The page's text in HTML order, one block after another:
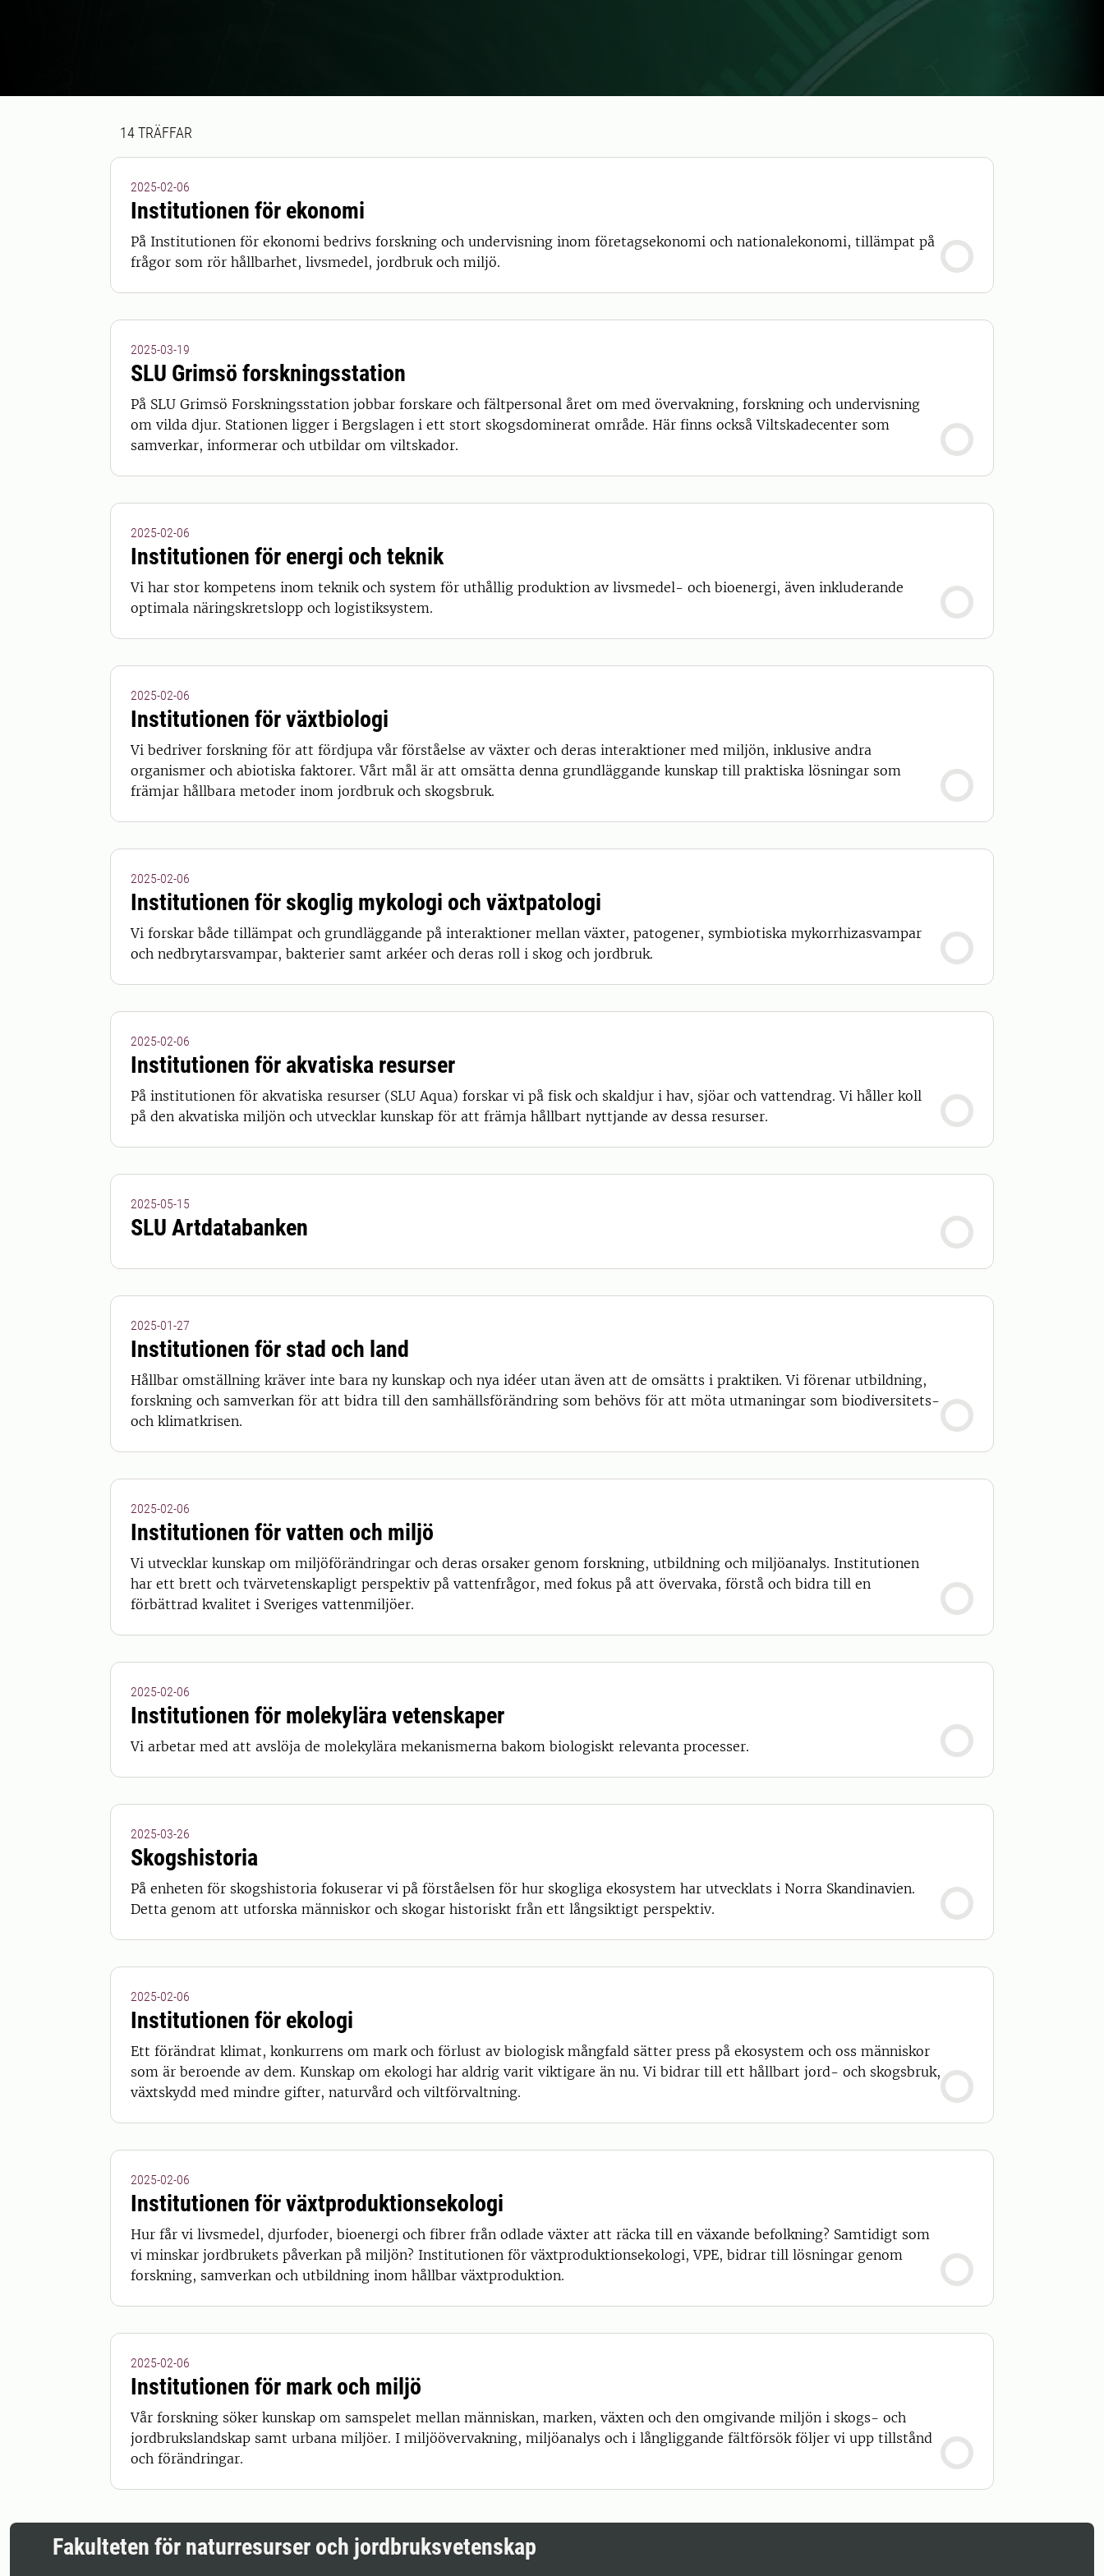
Sökresultat
14TRÄFFAR
2025-02-06
Institutionen för ekonomi
På Institutionen för ekonomi bedrivs forskning och undervisning inom företagsekonomi och nationalekonomi, tillämpat på
frågor som rör hållbarhet, livsmedel, jordbruk och miljö.
2025-03-19
SLU Grimsö forskningsstation
På SLU Grimsö Forskningsstation jobbar forskare och fältpersonal året om med övervakning, forskning och undervisning
om vilda djur. Stationen ligger i Bergslagen i ett stort skogsdominerat område. Här finns också Viltskadecenter som
samverkar, informerar och utbildar om viltskador.
2025-02-06
Institutionen för energi och teknik
Vi har stor kompetens inom teknik och system för uthållig produktion av livsmedel- och bioenergi, även inkluderande
optimala näringskretslopp och logistiksystem.
2025-02-06
Institutionen för växtbiologi
Vi bedriver forskning för att fördjupa vår förståelse av växter och deras interaktioner med miljön, inklusive andra
organismer och abiotiska faktorer. Vårt mål är att omsätta denna grundläggande kunskap till praktiska lösningar som
främjar hållbara metoder inom jordbruk och skogsbruk.
2025-02-06
Institutionen för skoglig mykologi och växtpatologi
Vi forskar både tillämpat och grundläggande på interaktioner mellan växter, patogener, symbiotiska mykorrhizasvampar
och nedbrytarsvampar, bakterier samt arkéer och deras roll i skog och jordbruk.
2025-02-06
Institutionen för akvatiska resurser
På institutionen för akvatiska resurser (SLU Aqua) forskar vi på fisk och skaldjur i hav, sjöar och vattendrag. Vi håller koll
på den akvatiska miljön och utvecklar kunskap för att främja hållbart nyttjande av dessa resurser.
2025-05-15
SLU Artdatabanken
2025-01-27
Institutionen för stad och land
Hållbar omställning kräver inte bara ny kunskap och nya idéer utan även att de omsätts i praktiken. Vi förenar utbildning,
forskning och samverkan för att bidra till den samhällsförändring som behövs för att möta utmaningar som biodiversitets-
och klimatkrisen.
2025-02-06
Institutionen för vatten och miljö
Vi utvecklar kunskap om miljöförändringar och deras orsaker genom forskning, utbildning och miljöanalys. Institutionen
har ett brett och tvärvetenskapligt perspektiv på vattenfrågor, med fokus på att övervaka, förstå och bidra till en
förbättrad kvalitet i Sveriges vattenmiljöer.
2025-02-06
Institutionen för molekylära vetenskaper
Vi arbetar med att avslöja de molekylära mekanismerna bakom biologiskt relevanta processer.
2025-03-26
Skogshistoria
På enheten för skogshistoria fokuserar vi på förståelsen för hur skogliga ekosystem har utvecklats i Norra Skandinavien.
Detta genom att utforska människor och skogar historiskt från ett långsiktigt perspektiv.
2025-02-06
Institutionen för ekologi
Ett förändrat klimat, konkurrens om mark och förlust av biologisk mångfald sätter press på ekosystem och oss människor
som är beroende av dem. Kunskap om ekologi har aldrig varit viktigare än nu. Vi bidrar till ett hållbart jord- och skogsbruk,
växtskydd med mindre gifter, naturvård och viltförvaltning.
2025-02-06
Institutionen för växtproduktionsekologi
Hur får vi livsmedel, djurfoder, bioenergi och fibrer från odlade växter att räcka till en växande befolkning? Samtidigt som
vi minskar jordbrukets påverkan på miljön? Institutionen för växtproduktionsekologi, VPE, bidrar till lösningar genom
forskning, samverkan och utbildning inom hållbar växtproduktion.
2025-02-06
Institutionen för mark och miljö
Vår forskning söker kunskap om samspelet mellan människan, marken, växten och den omgivande miljön i skogs- och
jordbrukslandskap samt urbana miljöer. I miljöövervakning, miljöanalys och i långliggande fältförsök följer vi upp tillstånd
och förändringar.
Fakulteten för naturresurser och jordbruksvetenskap